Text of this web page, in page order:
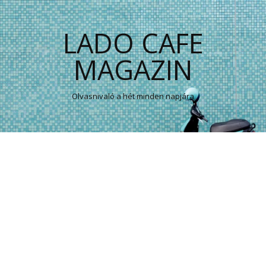
LADO CAFE
MAGAZIN
Olvasnivaló a hét minden napjára